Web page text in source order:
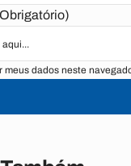
meus dados neste